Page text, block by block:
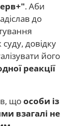
. Аби
до
довідку
його
реакції
щоособи із
взагалі не